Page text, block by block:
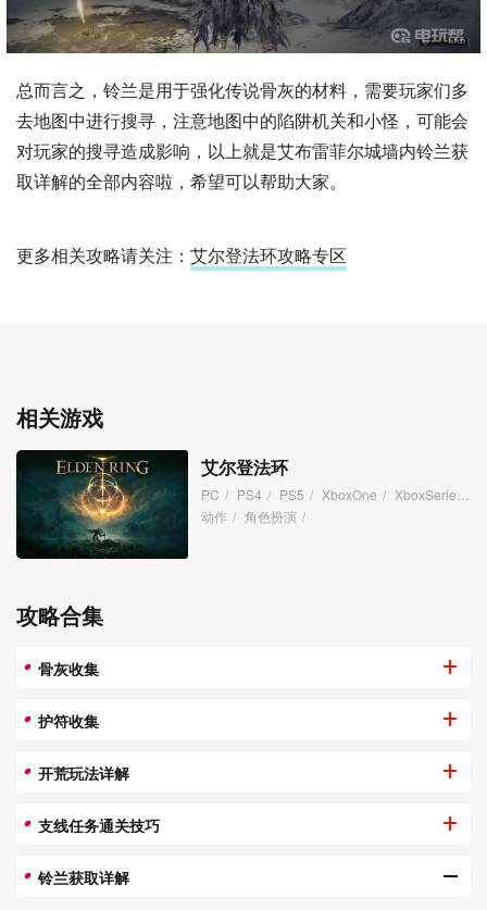
总而言之，铃兰是用于强化传说骨灰的材料，需要玩家们多
去地图中进行搜寻，注意地图中的陷阱机关和小怪，可能会
对玩家的搜寻造成影响，以上就是艾布雷菲尔城墙内铃兰获
取详解的全部内容啦，希望可以帮助大家。
更多相关攻略请关注： 艾尔登法环攻略专区
相关游戏
艾尔登法环
PC / PS4 / PS5 / XboxOne / XboxSeries
动作 / 角色扮演 /
攻略合集
骨灰收集
护符收集
开荒玩法详解
支线任务通关技巧
铃兰获取详解